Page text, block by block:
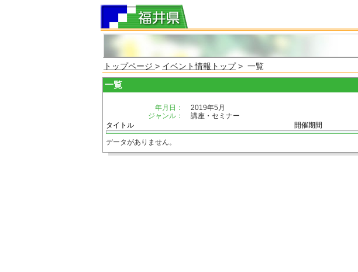
トップページ > イベント情報トップ> 一覧
一覧
年月日：
2019年5月
ジャンル：
講座・セミナー
タイトル
開催期間
データがありません。